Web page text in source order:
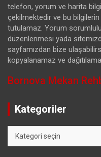
telefon, yorum ve harita
çekilmektedir ve bu
tutulamaz. Yorum
düzenlenmesi yada
sayfamızdan bize
kopyalanamaz ve
Bornova Mekan
Kategoriler